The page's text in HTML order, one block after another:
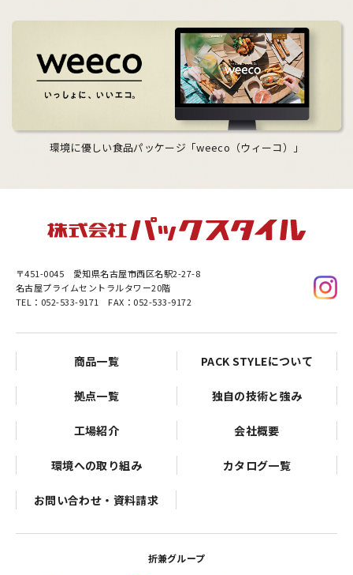
環境に優しい食品パッケージ「weeco（ウィーコ）」
〒451-0045 愛知県名古屋市西区名駅2-27-8
名古屋プライムセントラルタワー20階
TEL：052-533-9171 FAX：052-533-9172
商品一覧 PACK STYLEについて
拠点一覧 独自の技術と強み
工場紹介 会社概要
環境への取り組み カタログ一覧
お問い合わせ・資料請求
折兼グループ